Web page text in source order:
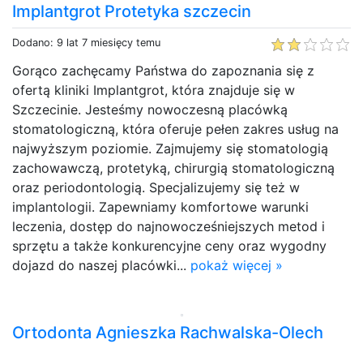
Implantgrot Protetyka szczecin
Dodano: 9 lat 7 miesięcy temu
Gorąco zachęcamy Państwa do zapoznania się z
ofertą kliniki Implantgrot, która znajduje się w
Szczecinie. Jesteśmy nowoczesną placówką
stomatologiczną, która oferuje pełen zakres usług na
najwyższym poziomie. Zajmujemy się stomatologią
zachowawczą, protetyką, chirurgią stomatologiczną
oraz periodontologią. Specjalizujemy się też w
implantologii. Zapewniamy komfortowe warunki
leczenia, dostęp do najnowocześniejszych metod i
sprzętu a także konkurencyjne ceny oraz wygodny
dojazd do naszej placówki... pokaż więcej »
Ortodonta Agnieszka Rachwalska-Olech